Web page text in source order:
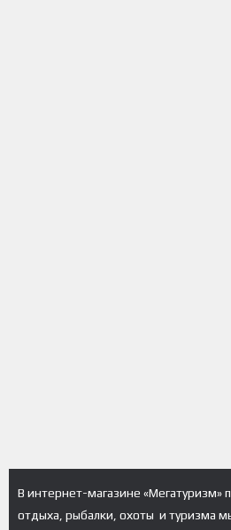
В интернет-магазине «Мегатуризм»
отдыха, рыбалки, охоты и туризма